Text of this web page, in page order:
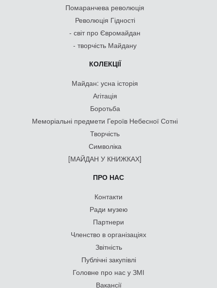
Помаранчева революція
Революція Гідності
- світ про Євромайдан
- творчість Майдану
КОЛЕКЦІЇ
Майдан: усна історія
Агітація
Боротьба
Меморіальні предмети Героїв Небесної Сотні
Творчість
Символіка
[МАЙДАН У КНИЖКАХ]
ПРО НАС
Контакти
Ради музею
Партнери
Членство в організаціях
Звітність
Публічні закупівлі
Головне про нас у ЗМІ
Вакансії